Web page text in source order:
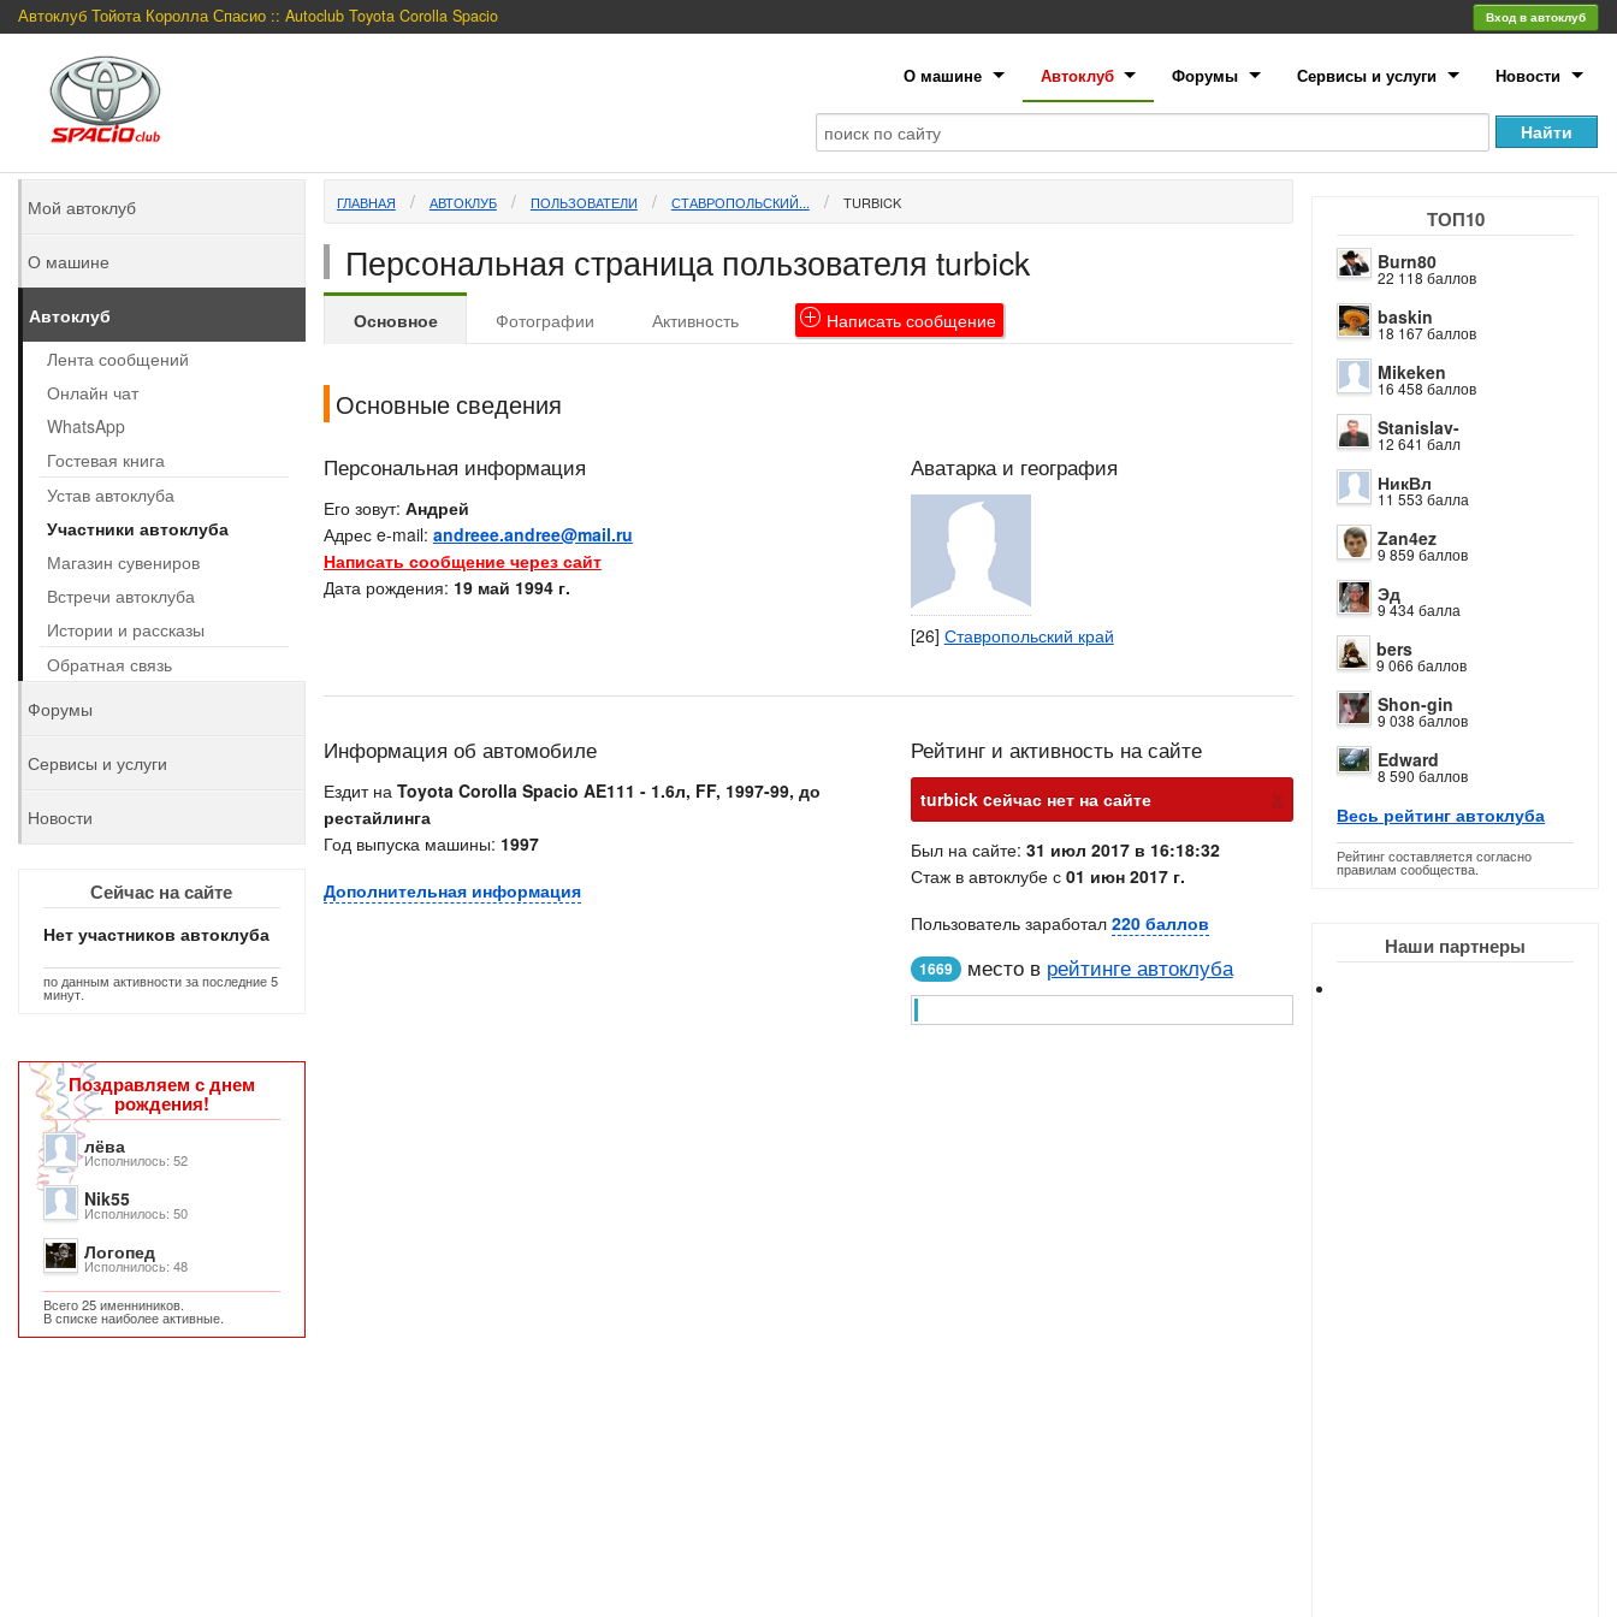
Автоклуб Тойота Королла Спасио :: Autoclub Toyota Corolla Spacio Вход в автоклуб
О машине Автоклуб Форумы Сервисы и услуги Новости
ТОП10
Burn80
22 118 баллов
baskin
18 167 баллов
Mikeken
16 458 баллов
Stanislav-
12 641 балл
НикВл
11 553 балла
Zan4ez
9 859 баллов
Эд
9 434 балла
bers
9 066 баллов
Shon-gin
9 038 баллов
Edward
8 590 баллов
Весь рейтинг автоклуба
Рейтинг составляется согласно
правилам сообщества.
Наши партнеры
ГЛАВНАЯ АВТОКЛУБ ПОЛЬЗОВАТЕЛИ СТАВРОПОЛЬСКИЙ... TURBICK
Персональная страница пользователя turbick
Основное Фотографии Активность Написатьсообщение
Основные сведения
Персональная информация
Его зовут: Андрей
Адрес e-mail: andreee.andree@mail.ru
Написать сообщение через сайт
Дата рождения: 19 май 1994 г.
Аватарка и география
[26] Ставропольский край
Информация об автомобиле
Ездит на Toyota Corolla Spacio AE111 - 1.6л, FF, 1997-99, до
рестайлинга
Год выпуска машины: 1997
Дополнительная информация
Рейтинг и активность на сайте
turbick cейчас нет на сайте х
Был на сайте: 31 июл 2017 в 16:18:32
Стаж в автоклубе с 01 июн 2017 г.
Пользователь заработал 220 баллов
1669 место в рейтинге автоклуба
Мой автоклуб
О машине
Автоклуб
Лента сообщений
Онлайн чат
WhatsApp
Гостевая книга
Устав автоклуба
Участники автоклуба
Магазин сувениров
Встречи автоклуба
Истории и рассказы
Обратная связь
Форумы
Сервисы и услуги
Новости
Сейчас на сайте
Нет участников автоклуба
по данным активности за последние 5
минут.
Поздравляем с днем
рождения!
лёва
Исполнилось: 52
Nik55
Исполнилось: 50
Логопед
Исполнилось: 48
Всего 25 именниников.
В списке наиболее активные.